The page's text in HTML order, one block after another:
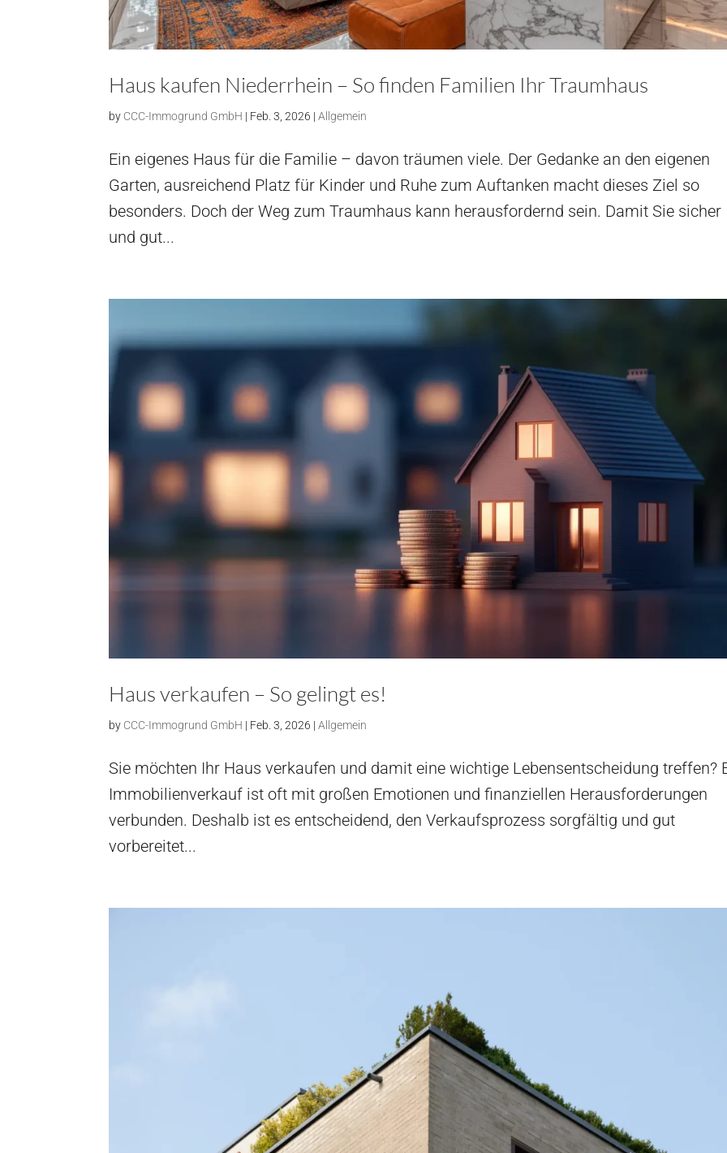
Haus kaufen Niederrhein – So finden Familien Ihr Traumhaus
by CCC-Immogrund GmbH | Feb. 3, 2026 |Allgemein
Ein eigenes Haus für die Familie – davon träumen viele. Der Gedanke an den eigenen
Garten, ausreichend Platz für Kinder und Ruhe zum Auftanken macht dieses Ziel so
besonders. Doch der Weg zum Traumhaus kann herausfordernd sein. Damit Sie sicher
und gut...
Haus verkaufen – So gelingt es!
by CCC-Immogrund GmbH | Feb. 3, 2026 |Allgemein
Sie möchten Ihr Haus verkaufen und damit eine wichtige Lebensentscheidung treffen?
Immobilienverkauf ist oft mit großen Emotionen und finanziellen Herausforderungen
verbunden. Deshalb ist es entscheidend, den Verkaufsprozess sorgfältig und gut
vorbereitet...